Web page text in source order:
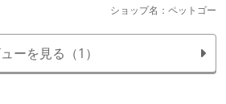
ショップ名：ペットゴー
ーを見る（1）